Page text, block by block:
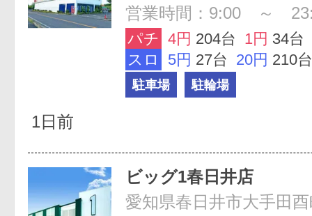
営業時間：9:00 ～
パチ 4円 204台 1円 34台
スロ
5円 27台 20円 210台
駐車場 駐輪場
1日前
ビッグ1春日井店
愛知県春日井市大手田